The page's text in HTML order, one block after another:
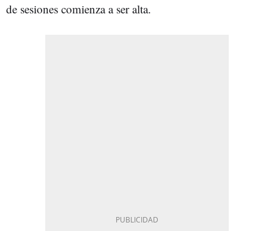
de sesiones comienza a ser alta.